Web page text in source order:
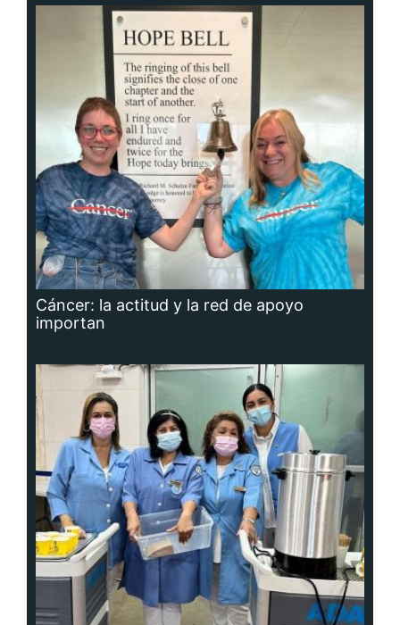
Cáncer: la actitud y la red de apoyo
importan